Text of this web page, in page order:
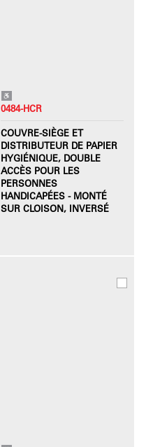
0484-HCR
COUVRE-SIÈGE ET
DISTRIBUTEUR DE PAPIER
HYGIÉNIQUE, DOUBLE
ACCÈS POUR LES
PERSONNES
HANDICAPÉES - MONTÉ
SUR CLOISON, INVERSÉ